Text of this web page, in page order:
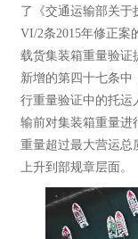
了《交通运输部关于
VI/2条2015年修正案
载货集装箱重量验证
新增的第四十七条中
行重量验证中的托运
输前对集装箱重量进
重量超过最大营运总
上升到部规章层面。